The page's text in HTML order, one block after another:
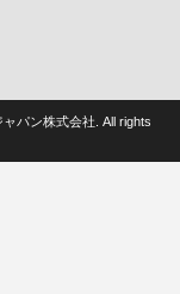
パン株式会社. All rights